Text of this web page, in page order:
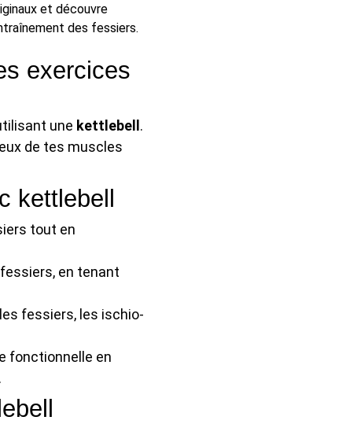
et découvre
des fessiers.
exercices
une kettlebell.
de tes muscles
kettlebell
tout en
en tenant
fessiers, les ischio-
fonctionnelle en